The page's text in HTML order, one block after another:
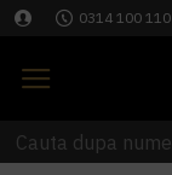
0314 100 110